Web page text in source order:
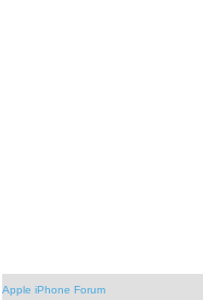
Apple iPhone Forum